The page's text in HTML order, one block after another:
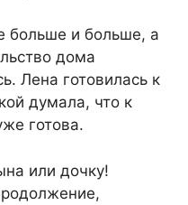
больше и больше, а
дома
Лена готовилась к
думала, что к
готова.
или дочку!